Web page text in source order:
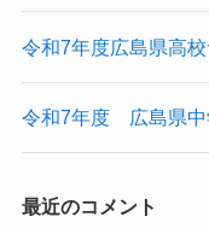
令和7年度広島県高
令和7年度 広島県中
最近のコメント